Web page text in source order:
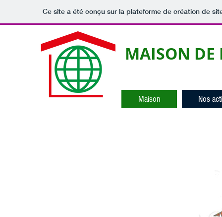
Ce site a été conçu sur la plateforme de création de
MAISON DE
Maison Nos